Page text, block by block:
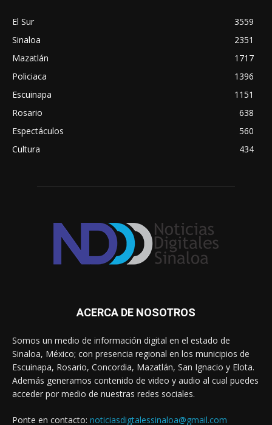
El Sur
3559
Sinaloa
2351
Mazatlán
1717
Policiaca
1396
Escuinapa
1151
Rosario
638
Espectáculos
560
Cultura
434
ACERCA DE NOSOTROS
Somos un medio de información digital en el estado de
Sinaloa, México; con presencia regional en los municipios de
Escuinapa, Rosario, Concordia, Mazatlán, San Ignacio y Elota.
Además generamos contenido de video y audio al cual puedes
acceder por medio de nuestras redes sociales.
Ponte en contacto: noticiasdigtalessinaloa@gmail.com